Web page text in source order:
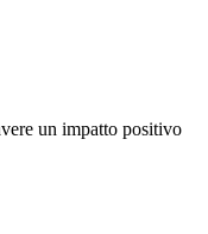
un impatto positivo